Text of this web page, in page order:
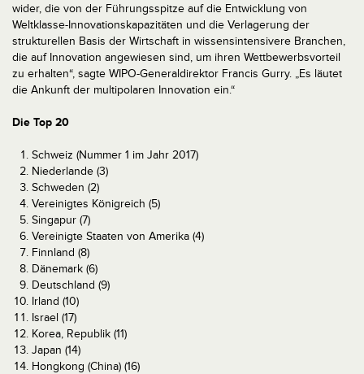
wider, die von der Führungsspitze auf die Entwicklung von
Weltklasse-Innovationskapazitäten und die Verlagerung der
strukturellen Basis der Wirtschaft in wissensintensivere Branchen,
die auf Innovation angewiesen sind, um ihren Wettbewerbsvorteil
zu erhalten“, sagte WIPO-Generaldirektor Francis Gurry. „Es läutet
die Ankunft der multipolaren Innovation ein.“
Die Top 20
Schweiz (Nummer 1 im Jahr 2017)
Niederlande (3)
Schweden (2)
Vereinigtes Königreich (5)
Singapur (7)
Vereinigte Staaten von Amerika (4)
Finnland (8)
Dänemark (6)
Deutschland (9)
Irland (10)
Israel (17)
Korea, Republik (11)
Japan (14)
Hongkong (China) (16)